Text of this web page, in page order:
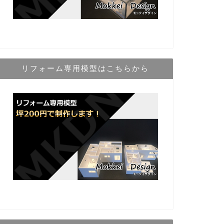
リフォーム専用模型はこちらから